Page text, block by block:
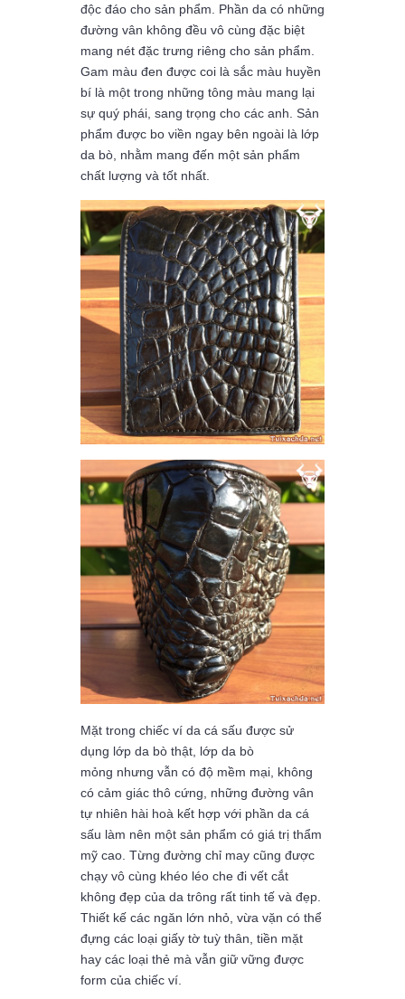
độc đáo cho sản phẩm. Phần da có những
đường vân không đều vô cùng đặc biệt
mang nét đặc trưng riêng cho sản phẩm.
Gam màu đen được coi là sắc màu huyền
bí là một trong những tông màu mang lại
sự quý phái, sang trọng cho các anh. Sản
phẩm được bo viền ngay bên ngoài là lớp
da bò, nhằm mang đến một sản phẩm
chất lượng và tốt nhất.
Mặt trong chiếc ví da cá sấu được sử
dụng lớp da bò thật, lớp da bò
mỏng nhưng vẫn có độ mềm mại, không
có cảm giác thô cứng, những đường vân
tự nhiên hài hoà kết hợp với phần da cá
sấu làm nên một sản phẩm có giá trị thẩm
mỹ cao. Từng đường chỉ may cũng được
chạy vô cùng khéo léo che đi vết cắt
không đẹp của da trông rất tinh tế và đẹp.
Thiết kế các ngăn lớn nhỏ, vừa vặn có thể
đựng các loại giấy tờ tuỳ thân, tiền mặt
hay các loại thẻ mà vẫn giữ vững được
form của chiếc ví.